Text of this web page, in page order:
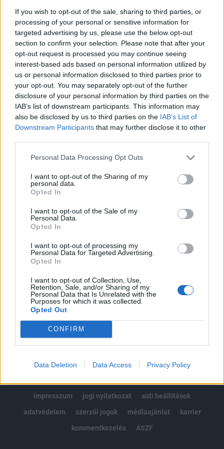
If you wish to opt-out of the sale, sharing to third parties, or
processing of your personal or sensitive information for
targeted advertising by us, please use the below opt-out
section to confirm your selection. Please note that after your
opt-out request is processed you may continue seeing
interest-based ads based on personal information utilized by
us or personal information disclosed to third parties prior to
your opt-out. You may separately opt-out of the further
disclosure of your personal information by third parties on the
IAB’s list of downstream participants. This information may
also be disclosed by us to third parties on the IAB’s List of
Downstream Participants that may further disclose it to other
Personal Data Processing Opt Outs
I want to opt-out of the Sharing of my
personal data.
Opted In
I want to opt-out of the Sale of my
Personal Data.
Opted In
I want to opt-out of processing my
Personal Data for Targeted Advertising.
Opted In
I want to opt-out of Collection, Use,
Retention, Sale, and/or Sharing of my
Personal Data that Is Unrelated with the
Purposes for which it was collected.
Opted Out
CONFIRM
Data Deletion Data Access Privacy Policy
Tegnap messze kilógtunk a sorból, egy alacsony
forgalommal induló napból végül egy komoly hegymenet
kerekedett. Ma nap elején még lehet némi emelkedés,
azonban a tegnap látott ütem várhatóan nem fog
folytatódni, hiszen nincs is rá ok. A forint tegnap is alig bírt
280 alá menni az euróval szemben, és a svájci frank
továbbra is 210-nél van, ez pedig nem azt mutatja, hogy
minden...
KEDVES OLVASÓNK!
A keresett cikk a portfolio.hu hírarchívumához
regisztrációhoz kötött.
Portfolio.hu teljes cikkarchívum
Kötéslisták: BÉT elmúlt 2 év napon belüli
MÁR ELŐFIZETŐNK VAGY?BEJELENTKEZÉS
impresszum
jogi nyilatkozat
süti beállítások
adatvédelem
szerzői jogok médiaajánlat
karrier
kommentkezelés
ÁSZF